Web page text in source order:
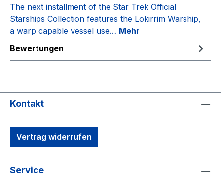
The next installment of the Star Trek Official
Starships Collection features the Lokirrim Warship,
a warp capable vessel use… Mehr
Bewertungen
Kontakt
Vertrag widerrufen
Service